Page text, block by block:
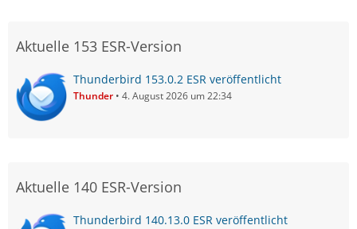
Aktuelle 153 ESR-Version
Thunderbird 153.0.2 ESR veröffentlicht
Thunder 4. August 2026 um 22:34
Aktuelle 140 ESR-Version
Thunderbird 140.13.0 ESR veröffentlicht